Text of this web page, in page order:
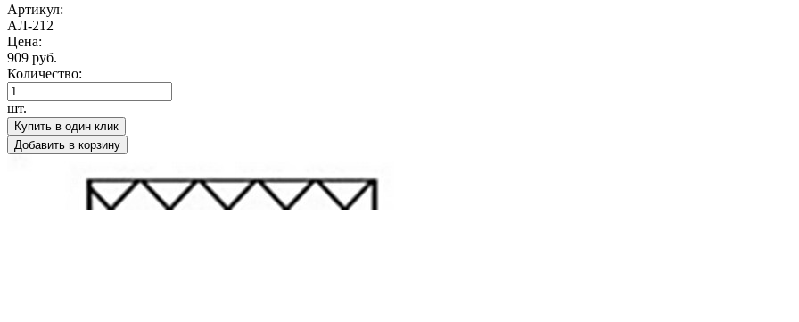
Артикул:
АЛ-212
Цена:
909 руб.
Количество:
шт.
Купить в один клик
Добавить в корзину